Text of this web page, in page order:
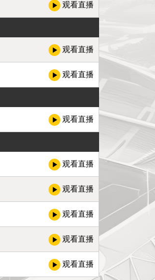
观看直播
观看直播
观看直播
观看直播
观看直播
观看直播
观看直播
观看直播
观看直播